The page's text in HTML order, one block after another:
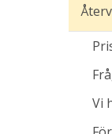
Vi